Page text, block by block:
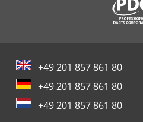
+49 201 857 861 80
+49 201 857 861 80
+49 201 857 861 80